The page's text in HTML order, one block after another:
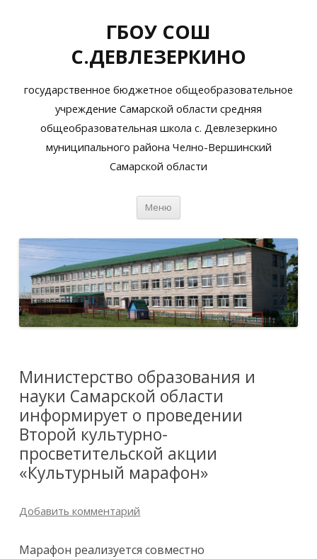
ГБОУ СОШ
С.ДЕВЛЕЗЕРКИНО
государственное бюджетное общеобразовательное
учреждение Самарской области средняя
общеобразовательная школа с. Девлезеркино
муниципального района Челно-Вершинский
Самарской области
Меню
Министерство образования и
науки Самарской области
информирует о проведении
Второй культурно-
просветительской акции
«Культурный марафон»
Добавить комментарий
Марафон реализуется совместно